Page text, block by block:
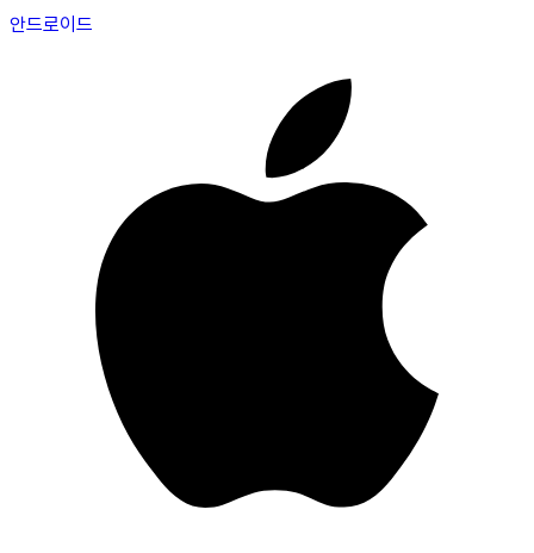
안드로이드